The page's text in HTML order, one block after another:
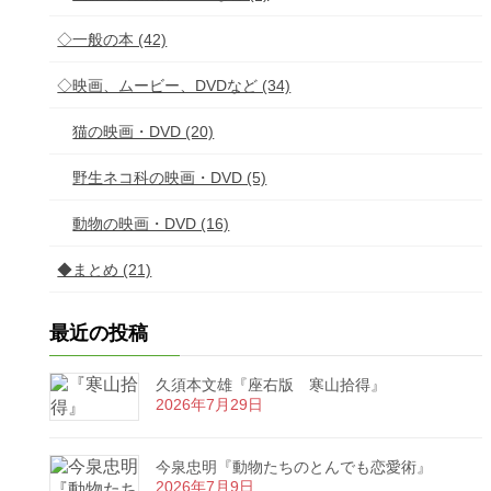
◇一般の本 (42)
◇映画、ムービー、DVDなど (34)
猫の映画・DVD (20)
野生ネコ科の映画・DVD (5)
動物の映画・DVD (16)
◆まとめ (21)
最近の投稿
久須本文雄『座右版 寒山拾得』
2026年7月29日
今泉忠明『動物たちのとんでも恋愛術』
2026年7月9日